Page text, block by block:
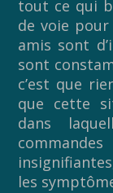
tout ce qui
de voie pour
amis sont
sont
c’est que
que cette
dans
les